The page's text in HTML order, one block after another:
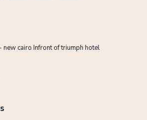
new cairo Infront of triumph hotel